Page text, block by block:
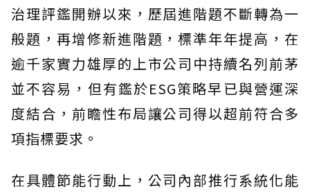
治理評鑑開辦以來，歷屆進階題不斷轉為一
般題，再增修新進階題，標準年年提高，在
逾千家實力雄厚的上市公司中持續名列前茅
並不容易，但有鑑於ESG策略早已與營運深
度結合，前瞻性布局讓公司得以超前符合多
項指標要求。
在具體節能行動上，公司內部推行系統化能